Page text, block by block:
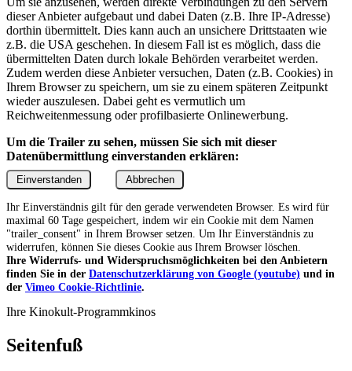
dieser Anbieter aufgebaut und dabei Daten (z.B. Ihre IP-Adresse)
dorthin übermittelt. Dies kann auch an unsichere Drittstaaten wie
z.B. die USA geschehen. In diesem Fall ist es möglich, dass die
übermittelten Daten durch lokale Behörden verarbeitet werden.
Zudem werden diese Anbieter versuchen, Daten (z.B. Cookies) in
Ihrem Browser zu speichern, um sie zu einem späteren Zeitpunkt
wieder auszulesen. Dabei geht es vermutlich um
Reichweitenmessung oder profilbasierte Onlinewerbung.
Um die Trailer zu sehen, müssen Sie sich mit dieser
Datenübermittlung einverstanden erklären:
Einverstanden Abbrechen
Ihr Einverständnis gilt für den gerade verwendeten Browser. Es wird für
maximal 60 Tage gespeichert, indem wir ein Cookie mit dem Namen
"trailer_consent" in Ihrem Browser setzen. Um Ihr Einverständnis zu
widerrufen, können Sie dieses Cookie aus Ihrem Browser löschen.
Ihre Widerrufs- und Widerspruchsmöglichkeiten bei den Anbietern
finden Sie in der Datenschutzerklärung von Google (youtube) und in
der Vimeo Cookie-Richtlinie.
Ihre Kinokult-Programmkinos
Seitenfuß